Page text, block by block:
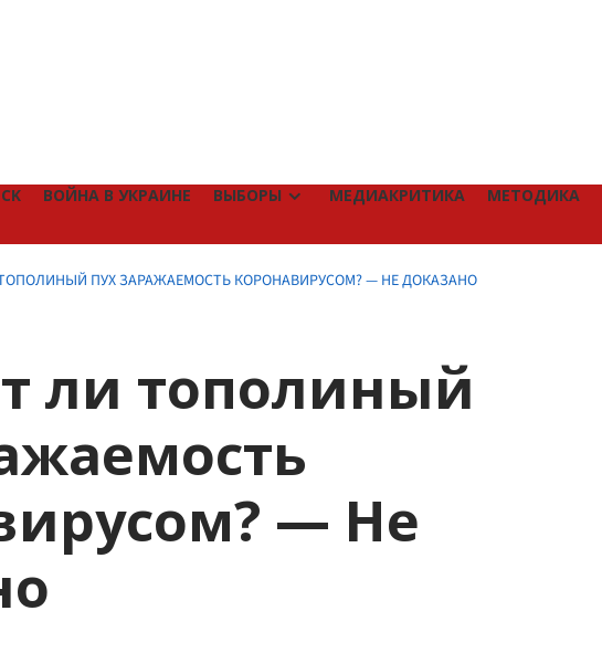
ВОЙНА В УКРАИНЕ ВЫБОРЫ МЕДИАКРИТИКА МЕТОДИКА
ПУХ ЗАРАЖАЕМОСТЬ КОРОНАВИРУСОМ? — НЕ ДОКАЗАНО
ли тополиный
— Не